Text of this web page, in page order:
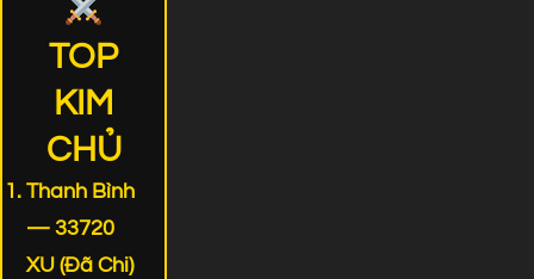
TOP
KIM
CHỦ
Thanh Bình
— 33720
XU (Đã Chi)